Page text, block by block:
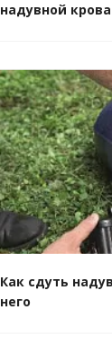
надувной
Как сдуть
него